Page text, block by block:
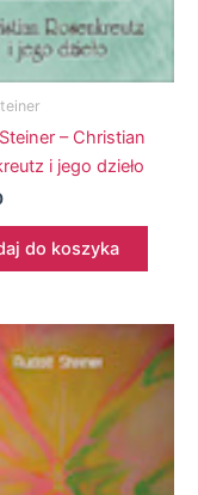
– Christian
i jego dzieło
do koszyka